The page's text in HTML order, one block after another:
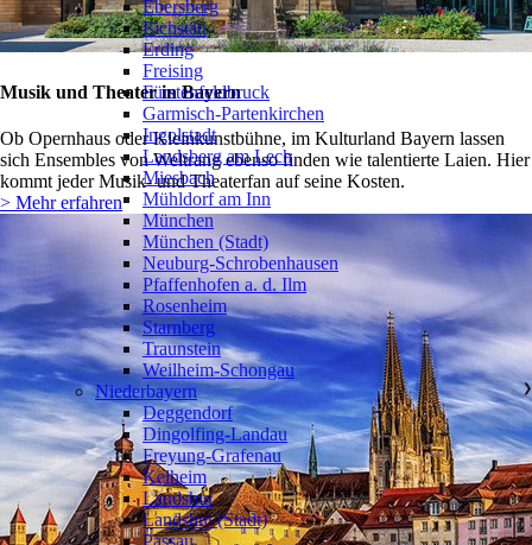
Musik und Theater in Bayern
Ob Opernhaus oder Kleinkunstbühne, im Kulturland Bayern lassen
sich Ensembles von Weltrang ebenso finden wie talentierte Laien. Hier
kommt jeder Musik- und Theaterfan auf seine Kosten.
> Mehr erfahren
Ebersberg
Eichstätt
Erding
Freising
Fürstenfeldbruck
Garmisch-Partenkirchen
Ingolstadt
Landsberg am Lech
Miesbach
Mühldorf am Inn
München
München (Stadt)
Neuburg-Schrobenhausen
Pfaffenhofen a. d. Ilm
Rosenheim
Starnberg
Traunstein
Weilheim-Schongau
Niederbayern
❯
Deggendorf
Dingolfing-Landau
Freyung-Grafenau
Kelheim
Landshut
Landshut (Stadt)
Passau